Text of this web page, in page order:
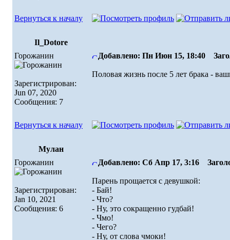
Вернуться к началу
Il_Dotore
Горожанин
Зарегистрирован:
Jun 07, 2020
Сообщения: 7
Добавлено: Пн Июн 15, 18:40
Половая жизнь после 5 лет брака -
Вернуться к началу
Мулан
Горожанин
Зарегистрирован:
Jan 10, 2021
Сообщения: 6
Добавлено: Сб Апр 17, 3:16
Парень прощается с девушкой:
- Бай!
- Что?
- Ну, это сокращенно гудбай!
- Чмо!
- Чего?
- Ну, от слова чмоки!